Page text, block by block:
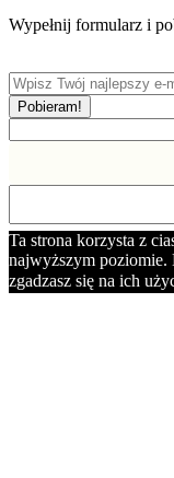
Wypełnij formularz i
Pobieram!
Ta strona korzysta z
najwyższym poziomie.
zgadzasz się na ich